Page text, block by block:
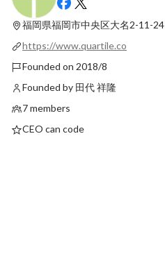
エルのお試し入社体験記
Latest
福岡県福岡市中央区大名2-11-24
https://www.quartile.co
Founded on 2018/8
Founded by 田代 祥隆
7 members
CEO can code